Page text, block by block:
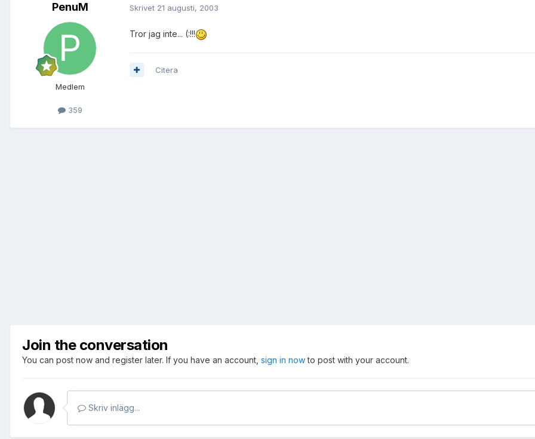
PenuM
Medlem
359
Skrivet 21 augusti, 2003
Tror jag inte... (:!!!
Citera
Join the conversation
You can post now and register later. If you have an account, sign in nowto post with your account.
Skriv inlägg...